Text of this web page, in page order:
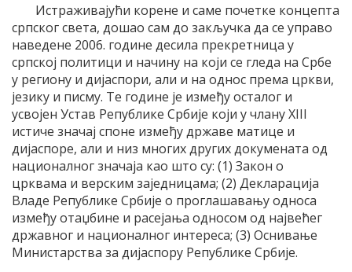
Истраживајући корене и саме почетке концепта
српског света, дошао сам до закључка да се управо
наведене 2006. године десила прекретница у
српској политици и начину на који се гледа на Србе
у региону и дијаспори, али и на однос према цркви,
језику и писму. Те године је између осталог и
усвојен Устав Републике Србије који у члану XIII
истиче значај споне између државе матице и
дијаспоре, али и низ многих других докумената од
националног значаја као што су: (1) Закон о
црквама и верским заједницама; (2) Декларација
Владе Републике Србије о проглашавању односа
између отаџбине и расејања односом од највећег
државног и националног интереса; (3) Оснивање
Министарства за дијаспору Републике Србије.